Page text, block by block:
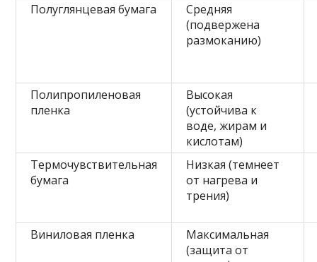
Полуглянцевая бумага
Средняя
(подвержена
размоканию)
Полипропиленовая
пленка
Высокая
(устойчива к
воде, жирам и
кислотам)
Термочувствительная
бумага
Низкая (темнеет
от нагрева и
трения)
Виниловая пленка
Максимальная
(защита от